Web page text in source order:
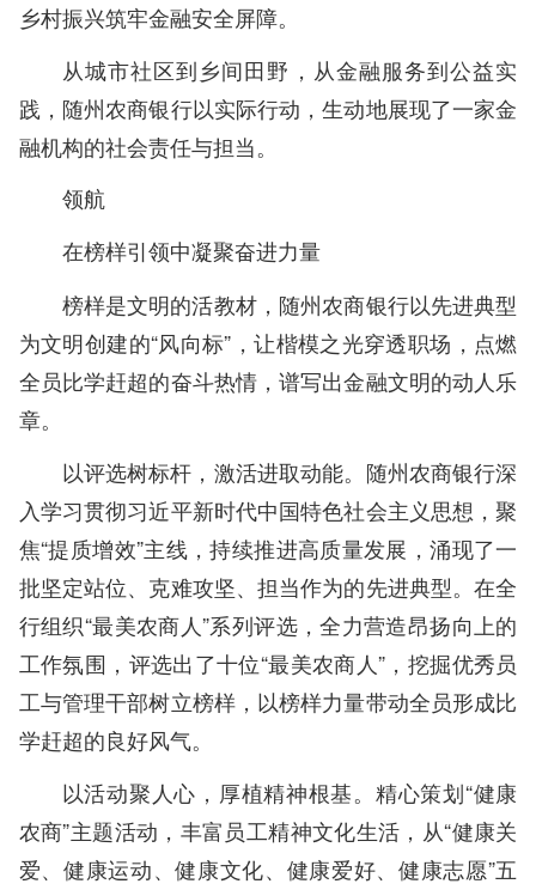
乡村振兴筑牢金融安全屏障。
从城市社区到乡间田野，从金融服务到公益实
践，随州农商银行以实际行动，生动地展现了一家金
融机构的社会责任与担当。
领航
在榜样引领中凝聚奋进力量
榜样是文明的活教材，随州农商银行以先进典型
为文明创建的“风向标”，让楷模之光穿透职场，点燃
全员比学赶超的奋斗热情，谱写出金融文明的动人乐
章。
以评选树标杆，激活进取动能。随州农商银行深
入学习贯彻习近平新时代中国特色社会主义思想，聚
焦“提质增效”主线，持续推进高质量发展，涌现了一
批坚定站位、克难攻坚、担当作为的先进典型。在全
行组织“最美农商人”系列评选，全力营造昂扬向上的
工作氛围，评选出了十位“最美农商人”，挖掘优秀员
工与管理干部树立榜样，以榜样力量带动全员形成比
学赶超的良好风气。
以活动聚人心，厚植精神根基。精心策划“健康
农商”主题活动，丰富员工精神文化生活，从“健康关
爱、健康运动、健康文化、健康爱好、健康志愿”五